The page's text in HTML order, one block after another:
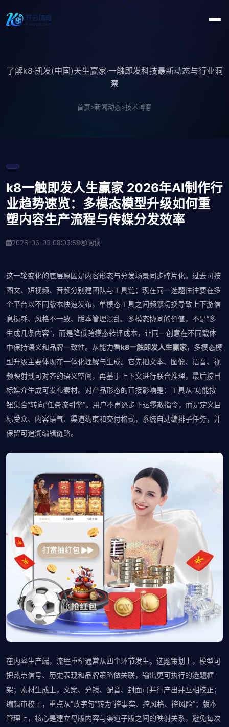
了解k8·凯发(中国)天生赢家·一触即发科技最新动态与行业洞
察
首页>新闻动态>技术博客
k8一触即发人生赢家 2026年AI制作行
业趋势速览：多模态模型升级如何重
塑内容生产流程与传媒分发效率
2026-06-03 08:03:58 阅读
这一轮变化的底层原因是内容形态与分发场景同步碎片化。过去可按
图文、短视频、音频分别建团队与工具链；现在同一选题往往要在多
个平台以不同版本快速发布，单模态工具之间频繁切换导致上下游信
息损耗、风格不一致、版本管理混乱。多模态协同的价值，不是“多
生成几条内容”，而是降低跨模态转译成本，让同一创意在不同载体
中保持语义和品牌一致性。从能力看k8一触即发人生赢家，多模态模
型升级主要体现在一体化理解与生成。它先把文本、图像、语音、视
频映射到可对齐的语义空间，再基于上下文进行联合推理，最后按目
标媒介生成可发布素材。对产品形态的直接影响是：工具从“功能按
钮集合”转向“任务流引擎”。用户不再逐步下达零散指令，而是定义目
标受众、内容语气、渠道约束和交付格式，系统自动编排子任务，并
保留可追溯编辑链路。
在内容生产端，流程重塑通常从四个环节发生。选题策划上，模型可
把热点信号、历史表现和品牌策略做关联，输出更可执行的选题框
架；素材生成上，文案、分镜、配音、封面可并行产出并互相校正；
编辑审校上，重点从“改字句”转为“控事实、控风格、控风险”；版本
管理上，核心是建立母版内容与渠道子版之间的映射关系，避免每次